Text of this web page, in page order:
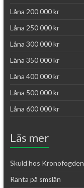
Låna 200 000 kr
Låna 250 000 kr
Låna 300 000 kr
Låna 350 000 kr
Låna 400 000 kr
Låna 500 000 kr
Låna 600 000 kr
Läs mer
Skuld hos Kronofogden
Ränta på smslån